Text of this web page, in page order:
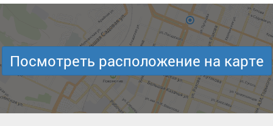
Посмотреть расположение на карте